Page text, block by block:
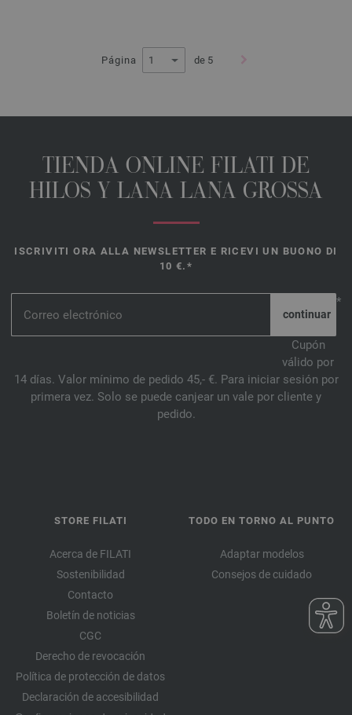
Página de 5
TIENDA ONLINE FILATI DE
HILOS Y LANA LANA GROSSA
ISCRIVITI ORA ALLA NEWSLETTER E RICEVI UN BUONO DI
10 €.*
*
Cupón
válido por
14 días. Valor mínimo de pedido 45,- €. Para iniciar sesión por
primera vez. Solo se puede canjear un vale por cliente y
pedido.
STORE FILATI
Acerca de FILATI
Sostenibilidad
Contacto
Boletín de noticias
CGC
Derecho de revocación
Política de protección de datos
Declaración de accesibilidad
TODO EN TORNO AL PUNTO
Adaptar modelos
Consejos de cuidado